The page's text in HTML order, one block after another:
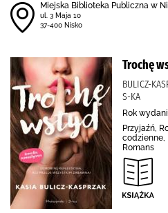
Miejska Biblioteka Publiczna w
ul. 3 Maja 10
37-400 Nisko
Trochę
BULICZ-
S-KA
Rok
Przyjaźń,
codzienne,
Romans